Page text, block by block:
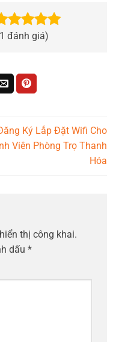
đánh giá)
Ký Lắp Đặt Wifi Cho
Viên Phòng Trọ Thanh
Hóa
thị công khai.
dấu *